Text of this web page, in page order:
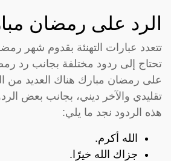
الرد على رمضان
تتعدد عبارات التهنئة بقدوم شهر
تحتاج إلى ردود مختلفة بجانب رد
على رمضان مبارك هناك العديد من
تقليدي والآخر ديني، بجانب بعض
هذه الردود نجد ما يلي:
الله أكرم.
جزاك الله خيرًا.